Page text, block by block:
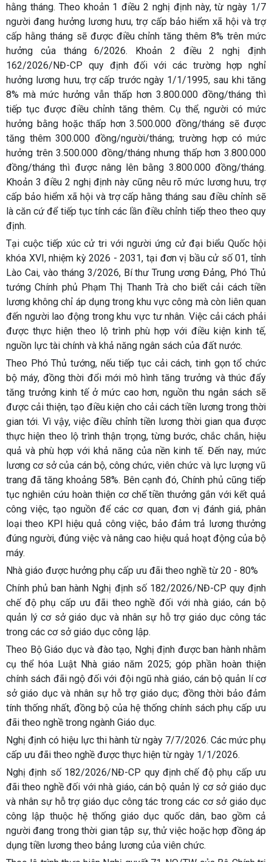
hằng tháng. Theo khoản 1 điều 2 nghị định này, từ ngày 1/7
người đang hưởng lương hưu, trợ cấp bảo hiểm xã hội và trợ
cấp hằng tháng sẽ được điều chỉnh tăng thêm 8% trên mức
hưởng của tháng 6/2026. Khoản 2 điều 2 nghị định
162/2026/NĐ-CP quy định đối với các trường hợp nghỉ
hưởng lương hưu, trợ cấp trước ngày 1/1/1995, sau khi tăng
8% mà mức hưởng vẫn thấp hơn 3.800.000 đồng/tháng thì
tiếp tục được điều chỉnh tăng thêm. Cụ thể, người có mức
hưởng bằng hoặc thấp hơn 3.500.000 đồng/tháng sẽ được
tăng thêm 300.000 đồng/người/tháng; trường hợp có mức
hưởng trên 3.500.000 đồng/tháng nhưng thấp hơn 3.800.000
đồng/tháng thì được nâng lên bằng 3.800.000 đồng/tháng.
Khoản 3 điều 2 nghị định này cũng nêu rõ mức lương hưu, trợ
cấp bảo hiểm xã hội và trợ cấp hằng tháng sau điều chỉnh sẽ
là căn cứ để tiếp tục tính các lần điều chỉnh tiếp theo theo quy
định.
Tại cuộc tiếp xúc cử tri với người ứng cử đại biểu Quốc hội
khóa XVI, nhiệm kỳ 2026 - 2031, tại đơn vị bầu cử số 01, tỉnh
Lào Cai, vào tháng 3/2026, Bí thư Trung ương Đảng, Phó Thủ
tướng Chính phủ Phạm Thị Thanh Trà cho biết cải cách tiền
lương không chỉ áp dụng trong khu vực công mà còn liên quan
đến người lao động trong khu vực tư nhân. Việc cải cách phải
được thực hiện theo lộ trình phù hợp với điều kiện kinh tế,
nguồn lực tài chính và khả năng ngân sách của đất nước.
Theo Phó Thủ tướng, nếu tiếp tục cải cách, tinh gọn tổ chức
bộ máy, đồng thời đổi mới mô hình tăng trưởng và thúc đẩy
tăng trưởng kinh tế ở mức cao hơn, nguồn thu ngân sách sẽ
được cải thiện, tạo điều kiện cho cải cách tiền lương trong thời
gian tới. Vì vậy, việc điều chỉnh tiền lương thời gian qua được
thực hiện theo lộ trình thận trọng, từng bước, chắc chắn, hiệu
quả và phù hợp với khả năng của nền kinh tế. Đến nay, mức
lương cơ sở của cán bộ, công chức, viên chức và lực lượng vũ
trang đã tăng khoảng 58%. Bên cạnh đó, Chính phủ cũng tiếp
tục nghiên cứu hoàn thiện cơ chế tiền thưởng gắn với kết quả
công việc, tạo nguồn để các cơ quan, đơn vị đánh giá, phân
loại theo KPI hiệu quả công việc, bảo đảm trả lương thưởng
đúng người, đúng việc và nâng cao hiệu quả hoạt động của bộ
máy.
Nhà giáo được hưởng phụ cấp ưu đãi theo nghề từ 20 - 80%
Chính phủ ban hành Nghị định số 182/2026/NĐ-CP quy định
chế độ phụ cấp ưu đãi theo nghề đối với nhà giáo, cán bộ
quản lý cơ sở giáo dục và nhân sự hỗ trợ giáo dục công tác
trong các cơ sở giáo dục công lập.
Theo Bộ Giáo dục và đào tạo, Nghị định được ban hành nhằm
cụ thể hóa Luật Nhà giáo năm 2025; góp phần hoàn thiện
chính sách đãi ngộ đối với đội ngũ nhà giáo, cán bộ quản lí cơ
sở giáo dục và nhân sự hỗ trợ giáo dục; đồng thời bảo đảm
tính thống nhất, đồng bộ của hệ thống chính sách phụ cấp ưu
đãi theo nghề trong ngành Giáo dục.
Nghị định có hiệu lực thi hành từ ngày 7/7/2026. Các mức phụ
cấp ưu đãi theo nghề được thực hiện từ ngày 1/1/2026.
Nghị định số 182/2026/NĐ-CP quy định chế độ phụ cấp ưu
đãi theo nghề đối với nhà giáo, cán bộ quản lý cơ sở giáo dục
và nhân sự hỗ trợ giáo dục công tác trong các cơ sở giáo dục
công lập thuộc hệ thống giáo dục quốc dân, bao gồm cả
người đang trong thời gian tập sự, thử việc hoặc hợp đồng áp
dụng tiền lương theo bảng lương của viên chức.